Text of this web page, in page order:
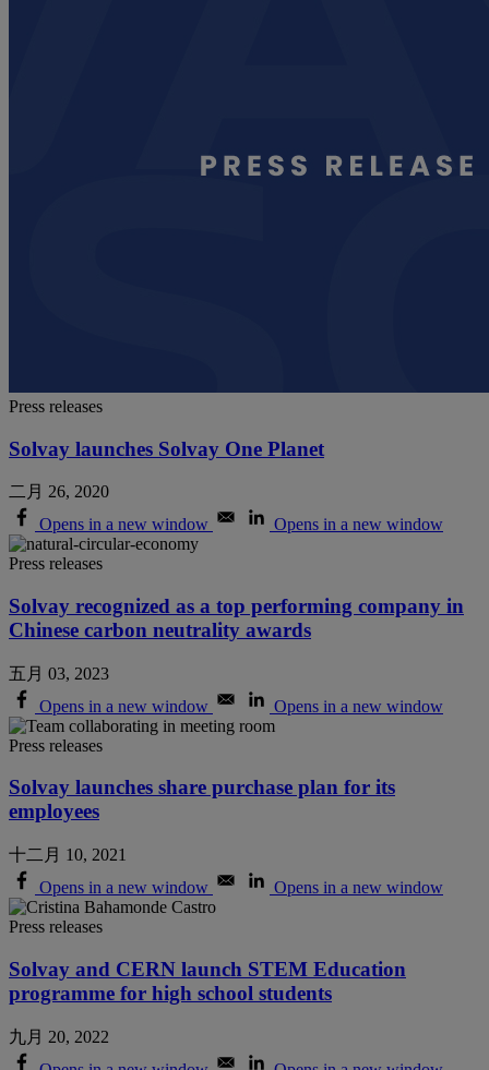
Press releases
Solvay launches Solvay One Planet
二月 26, 2020
Opens in a new window
Opens in a new window
Press releases
Solvay recognized as a top performing company in
Chinese carbon neutrality awards
五月 03, 2023
Opens in a new window
Opens in a new window
Press releases
Solvay launches share purchase plan for its
employees
十二月 10, 2021
Opens in a new window
Opens in a new window
Press releases
Solvay and CERN launch STEM Education
programme for high school students
九月 20, 2022